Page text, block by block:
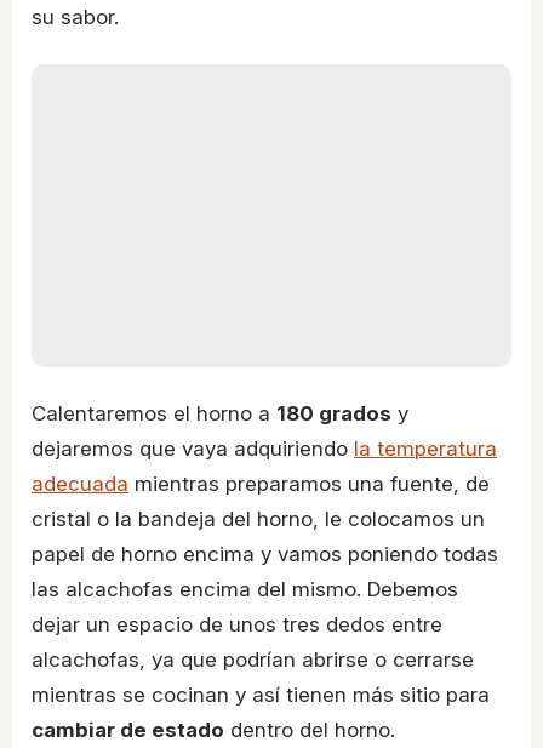
su sabor.
Calentaremos el horno a 180 grados y
dejaremos que vaya adquiriendo la temperatura
adecuada mientras preparamos una fuente, de
cristal o la bandeja del horno, le colocamos un
papel de horno encima y vamos poniendo todas
las alcachofas encima del mismo. Debemos
dejar un espacio de unos tres dedos entre
alcachofas, ya que podrían abrirse o cerrarse
mientras se cocinan y así tienen más sitio para
cambiar de estado dentro del horno.